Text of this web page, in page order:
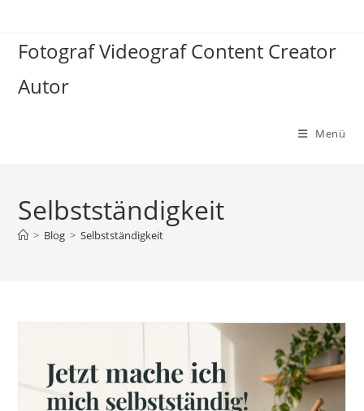
springen
Fotograf Videograf Content Creator
Autor
Menü
Selbstständigkeit
> Blog > Selbstständigkeit